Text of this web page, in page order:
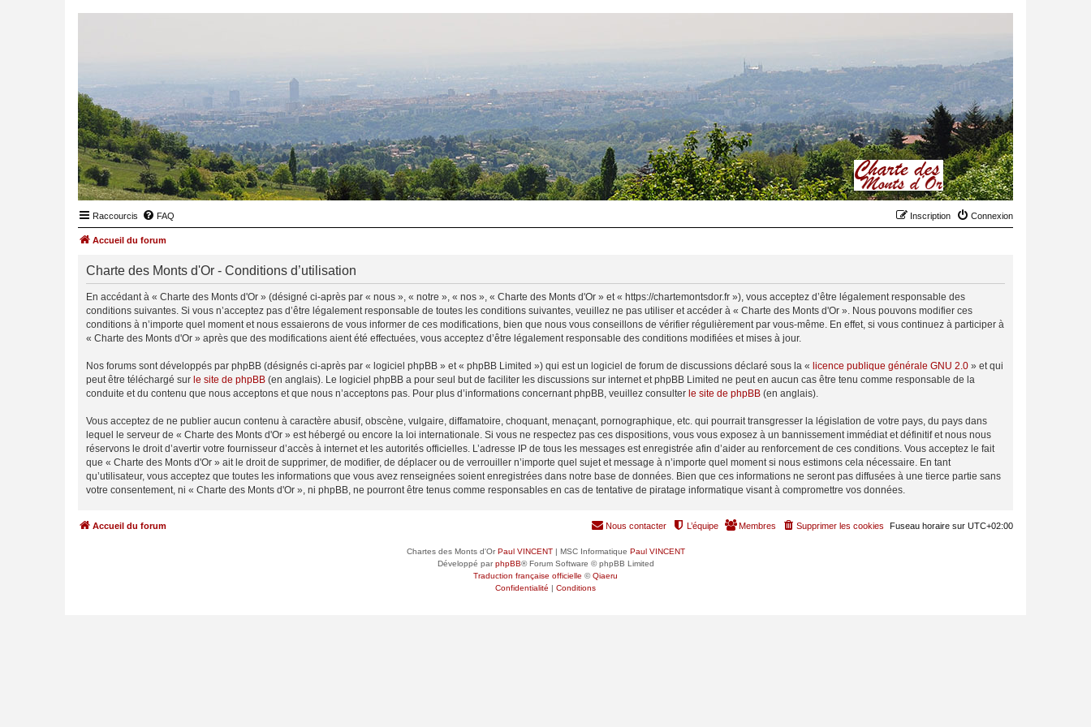
Raccourcis FAQ Connexion
Inscription
Accueil du forum
Charte des Monts d'Or - Conditions d’utilisation
En accédant à « Charte des Monts d'Or » (désigné ci-après par « nous », « notre », « nos », « Charte des Monts d'Or » et « https://chartemontsdor.fr »), vous acceptez d’être légalement responsable des
conditions suivantes. Si vous n’acceptez pas d’être légalement responsable de toutes les conditions suivantes, veuillez ne pas utiliser et accéder à « Charte des Monts d'Or ». Nous pouvons modifier ces
conditions à n’importe quel moment et nous essaierons de vous informer de ces modifications, bien que nous vous conseillons de vérifier régulièrement par vous-même. En effet, si vous continuez à participer à
« Charte des Monts d'Or » après que des modifications aient été effectuées, vous acceptez d’être légalement responsable des conditions modifiées et mises à jour.
Nos forums sont développés par phpBB (désignés ci-après par « logiciel phpBB » et « phpBB Limited ») qui est un logiciel de forum de discussions déclaré sous la « licence publique générale GNU 2.0 » et qui
peut être téléchargé sur le site de phpBB (en anglais). Le logiciel phpBB a pour seul but de faciliter les discussions sur internet et phpBB Limited ne peut en aucun cas être tenu comme responsable de la
conduite et du contenu que nous acceptons et que nous n’acceptons pas. Pour plus d’informations concernant phpBB, veuillez consulter le site de phpBB (en anglais).
Vous acceptez de ne publier aucun contenu à caractère abusif, obscène, vulgaire, diffamatoire, choquant, menaçant, pornographique, etc. qui pourrait transgresser la législation de votre pays, du pays dans
lequel le serveur de « Charte des Monts d'Or » est hébergé ou encore la loi internationale. Si vous ne respectez pas ces dispositions, vous vous exposez à un bannissement immédiat et définitif et nous nous
réservons le droit d’avertir votre fournisseur d’accès à internet et les autorités officielles. L’adresse IP de tous les messages est enregistrée afin d’aider au renforcement de ces conditions. Vous acceptez le fait
que « Charte des Monts d'Or » ait le droit de supprimer, de modifier, de déplacer ou de verrouiller n’importe quel sujet et message à n’importe quel moment si nous estimons cela nécessaire. En tant
qu’utilisateur, vous acceptez que toutes les informations que vous avez renseignées soient enregistrées dans notre base de données. Bien que ces informations ne seront pas diffusées à une tierce partie sans
votre consentement, ni « Charte des Monts d'Or », ni phpBB, ne pourront être tenus comme responsables en cas de tentative de piratage informatique visant à compromettre vos données.
Accueil du forum Fuseau horaire sur UTC+02:00
Supprimer les cookies
Membres
L’équipe
Nous contacter
Chartes des Monts d'OrPaul VINCENT| MSC Informatique Paul VINCENT
Développé parphpBB® Forum Software © phpBB Limited
Traduction française officielle ©Qiaeru
Confidentialité | Conditions